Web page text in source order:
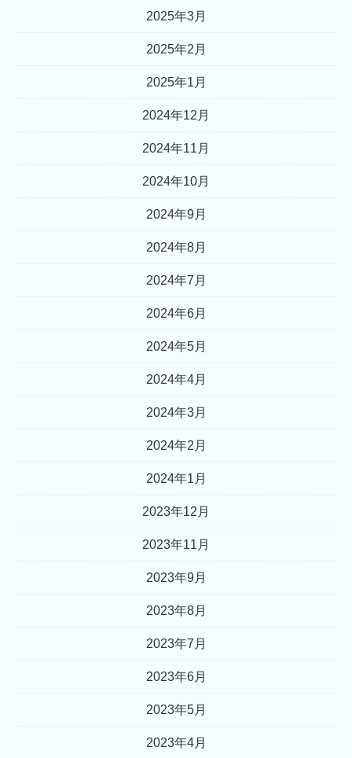
2025年3月
2025年2月
2025年1月
2024年12月
2024年11月
2024年10月
2024年9月
2024年8月
2024年7月
2024年6月
2024年5月
2024年4月
2024年3月
2024年2月
2024年1月
2023年12月
2023年11月
2023年9月
2023年8月
2023年7月
2023年6月
2023年5月
2023年4月